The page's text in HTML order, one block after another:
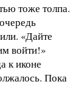
тоже толпа.
«Дайте
войти!»
к иконе
Пока